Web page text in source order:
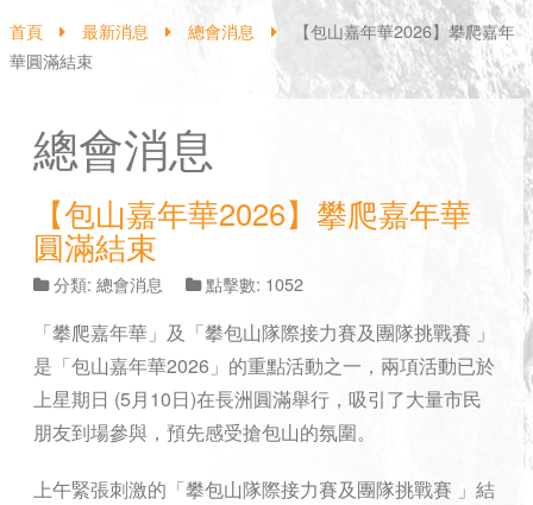
首頁 最新消息 總會消息
【包山嘉年華2026】攀爬嘉年
華圓滿結束
總會消息
【包山嘉年華2026】攀爬嘉年華
圓滿結束
分類: 總會消息 點擊數: 1052
「攀爬嘉年華」及「攀包山隊際接力賽及團隊挑戰賽 」
是「包山嘉年華2026」的重點活動之一，兩項活動已於
上星期日 (5月10日)在長洲圓滿舉行，吸引了大量市民
朋友到場參與，預先感受搶包山的氛圍。
上午緊張刺激的「攀包山隊際接力賽及團隊挑戰賽 」結